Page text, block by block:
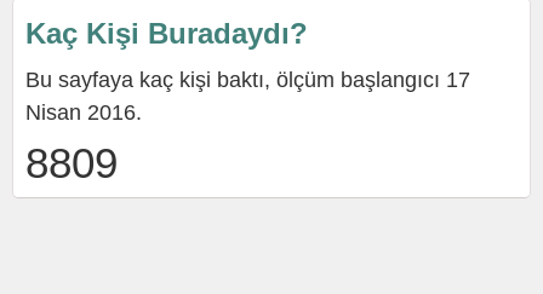
Kaç Kişi Buradaydı?
Bu sayfaya kaç kişi baktı, ölçüm başlangıcı 17
Nisan 2016.
8809